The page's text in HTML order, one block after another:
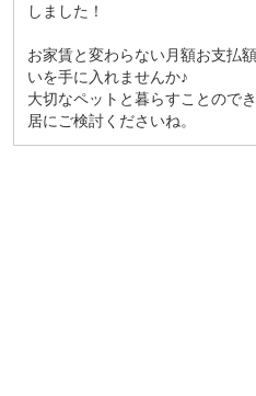
しました！
お家賃と変わらない月額お支払
いを手に入れませんか♪
大切なペットと暮らすことので
居にご検討くださいね。